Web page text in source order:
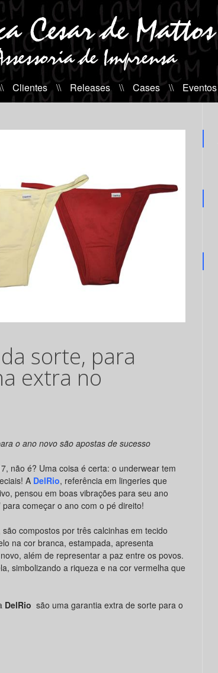
Clientes \\ Releases \\ Cases \\ Eventos
sorte, para
extra no
o ano novo são apostas de sucesso
não é? Uma coisa é certa: o underwear tem
A DelRio, referência em lingeries que
pensou em boas vibrações para seu ano
para começar o ano com o pé direito!
compostos por três calcinhas em tecido
na cor branca, estampada, apresenta
além de representar a paz entre os povos.
simbolizando a riqueza e na cor vermelha que
DelRio são uma garantia extra de sorte para o